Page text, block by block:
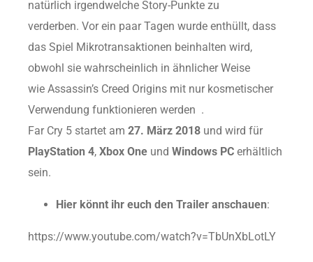
natürlich irgendwelche Story-Punkte zu
verderben. Vor ein paar Tagen wurde enthüllt, dass
das Spiel Mikrotransaktionen beinhalten wird,
obwohl sie wahrscheinlich in ähnlicher Weise
wie Assassin’s Creed Origins mit nur kosmetischer
Verwendung funktionieren werden .
Far Cry 5 startet am 27. März 2018 und wird für
PlayStation 4, Xbox One und Windows PC erhältlich
sein.
Hier könnt ihr euch den Trailer anschauen:
https://www.youtube.com/watch?v=TbUnXbLotLY